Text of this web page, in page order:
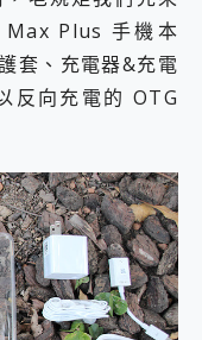
Plus 手機本
套、充電器&充電
反向充電的 OTG